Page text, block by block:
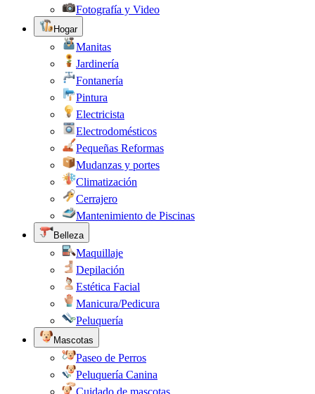
Fotografía y Video
Hogar
Manitas
Jardinería
Fontanería
Pintura
Electricista
Electrodomésticos
Pequeñas Reformas
Mudanzas y portes
Climatización
Cerrajero
Mantenimiento de Piscinas
Belleza
Maquillaje
Depilación
Estética Facial
Manicura/Pedicura
Peluquería
Mascotas
Paseo de Perros
Peluquería Canina